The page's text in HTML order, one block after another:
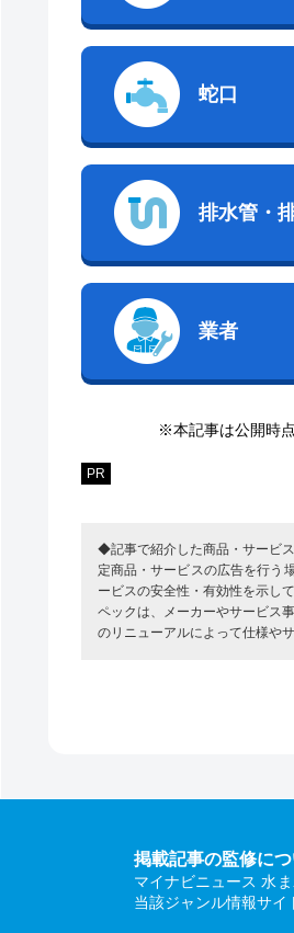
蛇口
排水管・
業者
※本記事は公開時
PR
◆記事で紹介した商品・サービ
定商品・サービスの広告を行う
ービスの安全性・有効性を示し
ペックは、メーカーやサービス
のリニューアルによって仕様や
掲載記事の監修に
マイナビニュース 水
当該ジャンル情報サイ